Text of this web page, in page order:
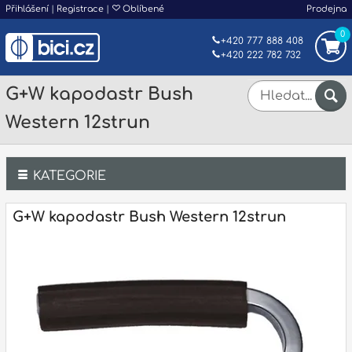
Přihlášení | Registrace | Oblíbené Prodejna
0
+420 777 888 408
+420 222 782 732
G+W kapodastr Bush
Western 12strun
KATEGORIE
Bicí
Kytary a strunné nástroje
Dechy
G+W kapodastr Bush Western 12strun